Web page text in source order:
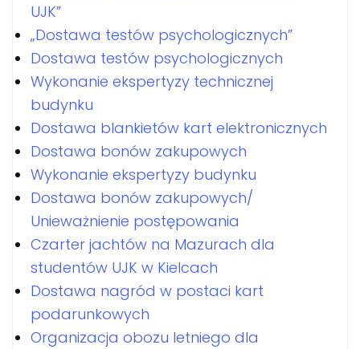
UJK”
„Dostawa testów psychologicznych”
Dostawa testów psychologicznych
Wykonanie ekspertyzy technicznej
budynku
Dostawa blankietów kart elektronicznych
Dostawa bonów zakupowych
Wykonanie ekspertyzy budynku
Dostawa bonów zakupowych/
Unieważnienie postępowania
Czarter jachtów na Mazurach dla
studentów UJK w Kielcach
Dostawa nagród w postaci kart
podarunkowych
Organizacja obozu letniego dla